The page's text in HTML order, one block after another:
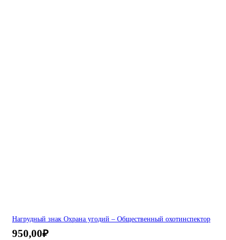
Нагрудный знак Охрана угодий – Общественный охотинспектор
950,00₽